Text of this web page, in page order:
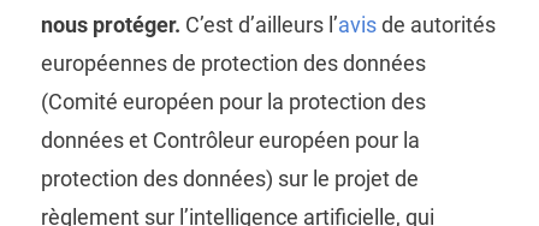
nous protéger. C’est d’ailleurs l’avisde autorités
européennes de protection des données
(Comité européen pour la protection des
données et Contrôleur européen pour la
protection des données) sur le projet de
règlement sur l’intelligence artificielle, qui